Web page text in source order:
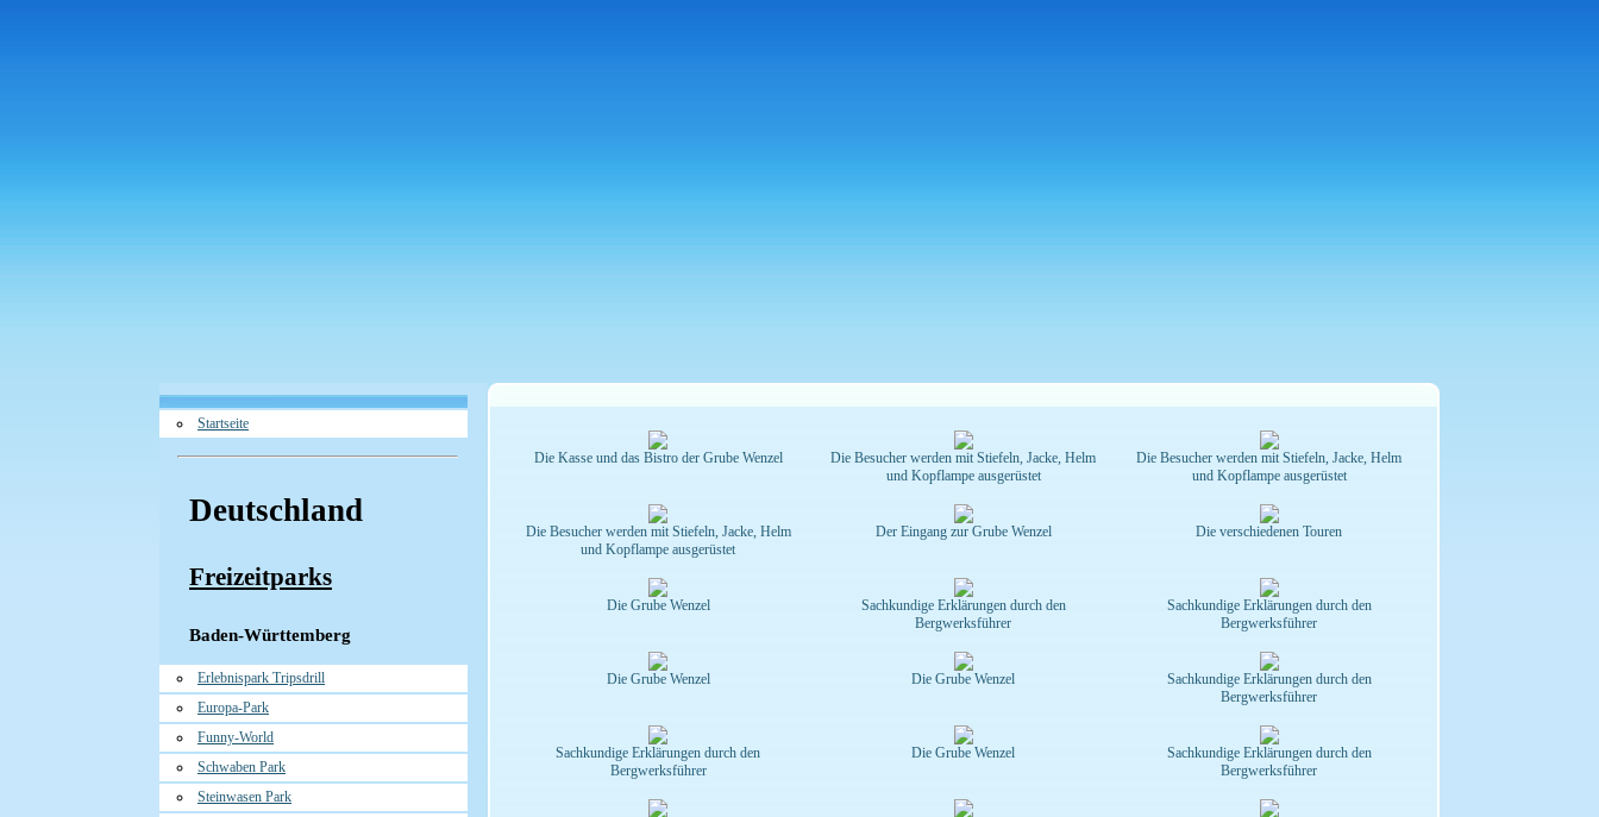
Startseite
Deutschland
Freizeitparks
Baden-Württemberg
Erlebnispark Tripsdrill
Europa-Park
Funny-World
Schwaben Park
Steinwasen Park
Die Kasse und das Bistro der Grube Wenzel
Die Besucher werden mit Stiefeln, Jacke, Helm
und Kopflampe ausgerüstet
Die Besucher werden mit Stiefeln, Jacke, Helm
und Kopflampe ausgerüstet
Die Besucher werden mit Stiefeln, Jacke, Helm
und Kopflampe ausgerüstet
Der Eingang zur Grube Wenzel Die verschiedenen Touren
Die Grube Wenzel
Sachkundige Erklärungen durch den
Bergwerksführer
Sachkundige Erklärungen durch den
Bergwerksführer
Die Grube Wenzel Die Grube Wenzel
Sachkundige Erklärungen durch den
Bergwerksführer
Sachkundige Erklärungen durch den
Bergwerksführer
Die Grube Wenzel
Sachkundige Erklärungen durch den
Bergwerksführer